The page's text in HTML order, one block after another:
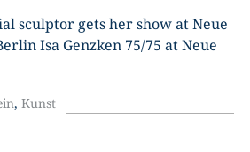
sculptor gets her show at Neue
Isa Genzken 75/75 at Neue
, Kunst